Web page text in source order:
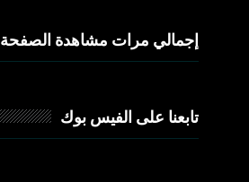
إجمالي مرات مشاهدة الصفحة
تابعنا على الفيس بوك